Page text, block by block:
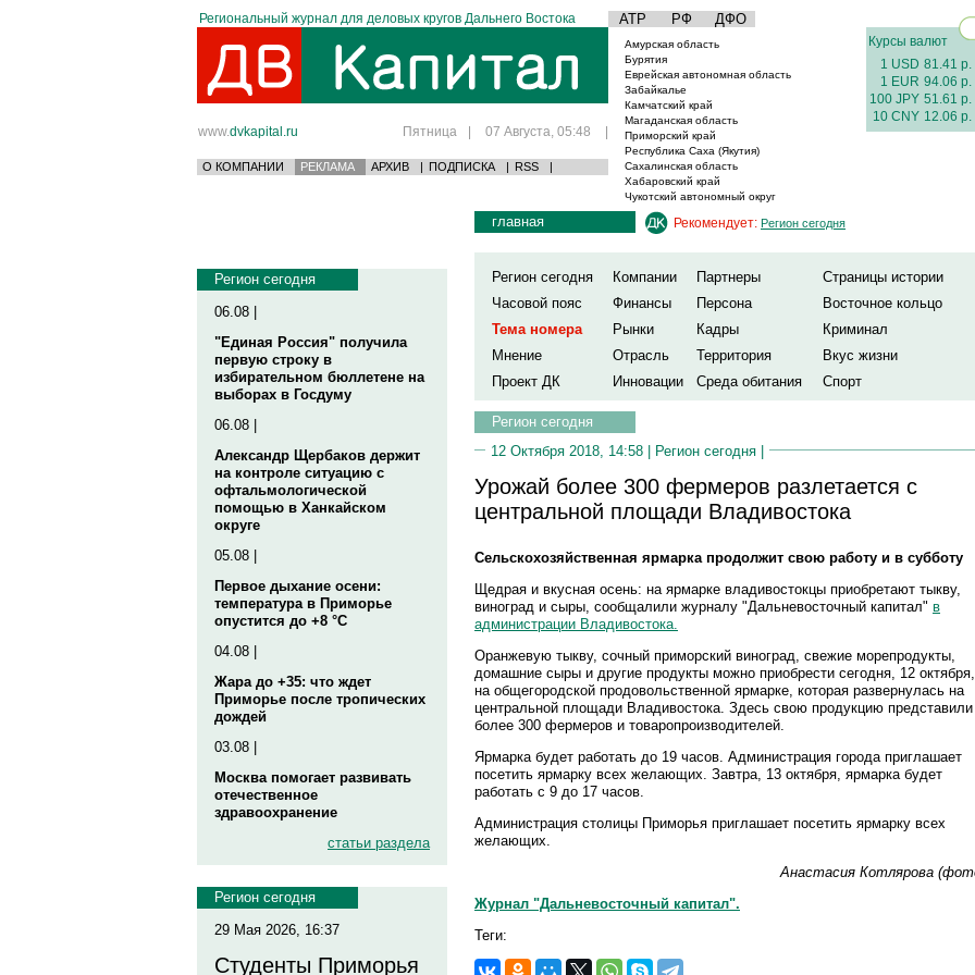
Региональный журнал для деловых кругов Дальнего Востока АТР РФ ДФО
www.dvkapital.ru Пятница | 07 Августа, 05:48 |
О КОМПАНИИ РЕКЛАМА АРХИВ | ПОДПИСКА | RSS |
Амурская область
Бурятия
Еврейская автономная область
Забайкалье
Камчатский край
Магаданская область
Приморский край
Республика Саха (Якутия)
Сахалинская область
Хабаровский край
Чукотский автономный округ
Курсы валют
1 USD 81.41 р.
1 EUR 94.06 р.
100 JPY 51.61 р.
10 CNY 12.06 р.
Регион сегодня
06.08 |
"Единая Россия" получила
первую строку в
избирательном бюллетене на
выборах в Госдуму
06.08 |
Александр Щербаков держит
на контроле ситуацию с
офтальмологической
помощью в Ханкайском
округе
05.08 |
Первое дыхание осени:
температура в Приморье
опустится до +8 °C
04.08 |
Жара до +35: что ждет
Приморье после тропических
дождей
03.08 |
Москва помогает развивать
отечественное
здравоохранение
статьи раздела
Регион сегодня
29 Мая 2026, 16:37
Студенты Приморья
главная Рекомендует: Регион сегодня
Регион сегодня Компании Партнеры
Страницы истории
Часовой пояс
Финансы Персона
Восточное кольцо
Тема номера
Рынки Кадры
Криминал
Мнение
Отрасль Территория
Вкус жизни
Проект ДК
Инновации Среда обитания Спорт
Регион сегодня
12 Октября 2018, 14:58 | Регион сегодня |
Урожай более 300 фермеров разлетается с
центральной площади Владивостока
Сельскохозяйственная ярмарка продолжит свою работу и в субботу
Щедрая и вкусная осень: на ярмарке владивостокцы приобретают тыкву,
виноград и сыры, сообщалили журналу "Дальневосточный капитал" в
администрации Владивостока.
Оранжевую тыкву, сочный приморский виноград, свежие морепродукты,
домашние сыры и другие продукты можно приобрести сегодня, 12 октября,
на общегородской продовольственной ярмарке, которая развернулась на
центральной площади Владивостока. Здесь свою продукцию представили
более 300 фермеров и товаропроизводителей.
Ярмарка будет работать до 19 часов. Администрация города приглашает
посетить ярмарку всех желающих. Завтра, 13 октября, ярмарка будет
работать с 9 до 17 часов.
Администрация столицы Приморья приглашает посетить ярмарку всех
желающих.
Анастасия Котлярова
Журнал "Дальневосточный капитал".
Теги: